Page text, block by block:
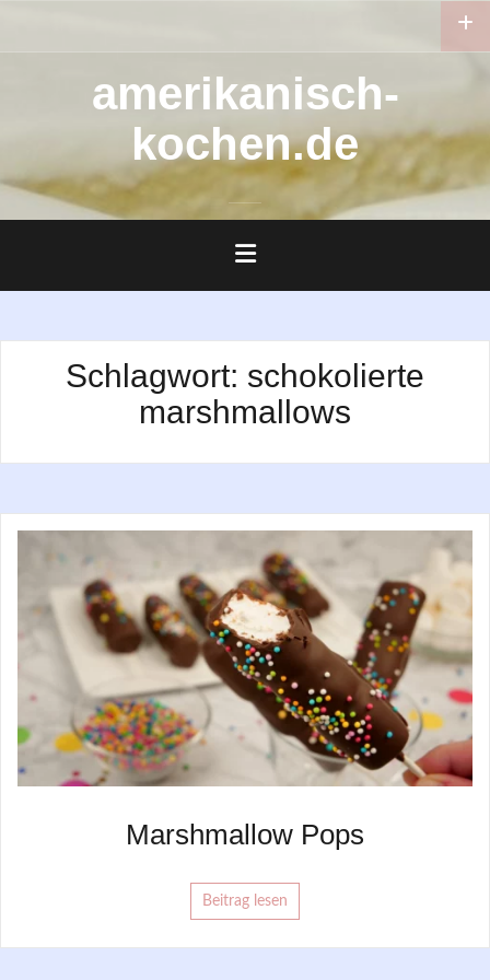
amerikanisch-
kochen.de
Schlagwort: schokolierte
marshmallows
Marshmallow Pops
Beitrag lesen